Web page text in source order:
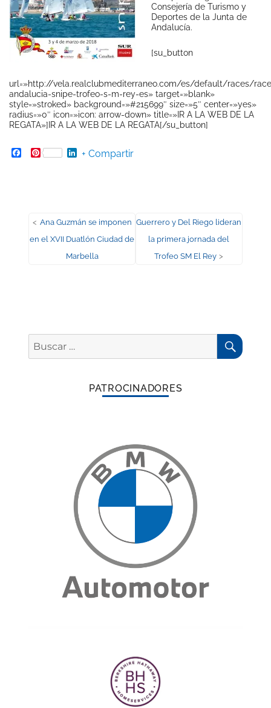
Consejería de Turismo y
Deportes de la Junta de
Andalucía.
[su_button
url=»http://vela.realclubmediterraneo.com/es/default/races/
andalucia-snipe-trofeo-s-m-rey-es» target=»blank»
style=»stroked» background=»#215699″ size=»5″ center=»yes»
radius=»0″ icon=»icon: arrow-down» title=»IR A LA WEB DE LA
REGATA»]IR A LA WEB DE LA REGATA[/su_button]
Facebook
Pinterest LinkedIn
+ Compartir
Navegación
de
< Entrada
anterior:
Ana Guzmán se imponen
en el XVII Duatlón Ciudad de
Marbella
Entrada
siguiente:
Guerrero y Del Riego lideran
la primera jornada del
Trofeo SM El Rey>
Buscar
por:
PATROCINADORES